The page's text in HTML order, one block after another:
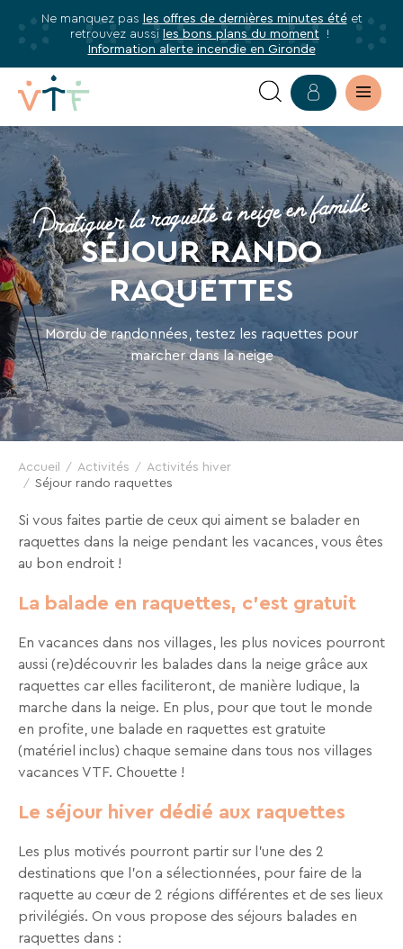
Ne manquez pas les offres de dernières minutes étéet
retrouvez aussiles bons plans du moment !
Information alerte incendie en Gironde
VACANCES
RANDO
RAQUETTES
Pratiquer la raquette à neige en famille
SÉJOUR RANDO
RAQUETTES
Mordu de randonnées, testez les raquettes pour
marcher dans la neige
Accueil Activités
Activités hiver
Séjour rando raquettes
Si vous faites partie de ceux qui aiment se balader en
raquettes dans la neige pendant les vacances, vous êtes
au bon endroit !
La balade en raquettes, c’est gratuit
En vacances dans nos villages, les plus novices pourront
aussi (re)découvrir les balades dans la neige grâce aux
raquettes car elles faciliteront, de manière ludique, la
marche dans la neige. En plus, pour que tout le monde
en profite, une balade en raquettes est gratuite
(matériel inclus) chaque semaine dans tous nos villages
vacances VTF. Chouette !
Le séjour hiver dédié aux raquettes
Les plus motivés pourront partir sur l’une des 2
destinations que l’on a sélectionnées, pour faire de la
raquette au cœur de 2 régions différentes et de ses lieux
privilégiés. On vous propose des séjours balades en
raquettes dans :
Abonnez-
vous
notre
newsletter
Abonnez-
vous
pour
être
informé·e
de
tous
les
avantages
VTF,
des
offres
exclusives
et
des
bons
pour
vos
vacances
!
Il
suffit
d’un
clic
Recevez
tous
les
15
jours,
directement